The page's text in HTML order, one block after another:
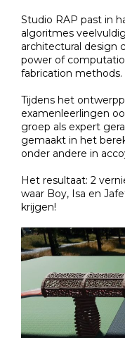
Studio RAP past in
algoritmes veelvuldig
architectural design
power of
fabrication methods.
Tijdens het
examenleerlingen
groep als expert
gemaakt in het
onder andere in
Het resultaat: 2
waar Boy, Isa en
krijgen!